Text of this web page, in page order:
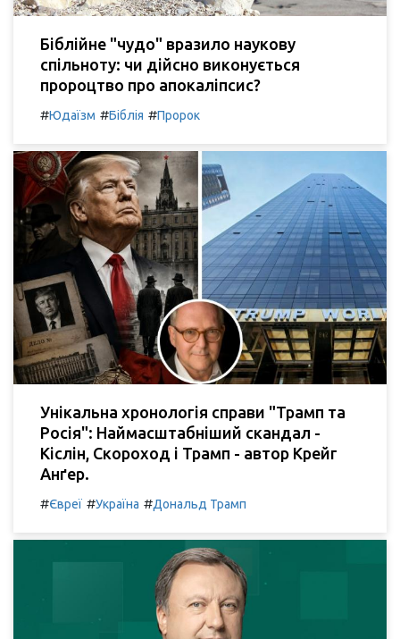
Біблійне "чудо" вразило наукову
спільноту: чи дійсно виконується
пророцтво про апокаліпсис?
#Юдаїзм #Біблія #Пророк
Унікальна хронологія справи "Трамп та
Росія": Наймасштабніший скандал -
Кіслін, Скороход і Трамп - автор Крейг
Анґер.
#Євреї #Україна #Дональд Трамп